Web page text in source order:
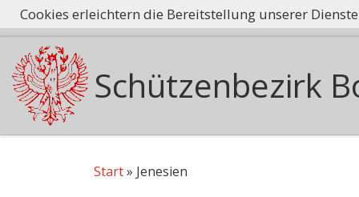
Zum Inhalt springen Tradition
Schützenbezirk
Start» Jenesien
Cookies erleichtern die Bereitstellung unserer